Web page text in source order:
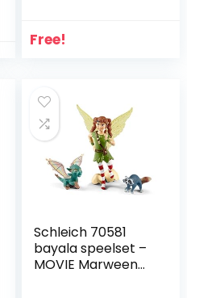
voor Jongens en
Free!
Schleich 70581
bayala speelset –
MOVIE Marween